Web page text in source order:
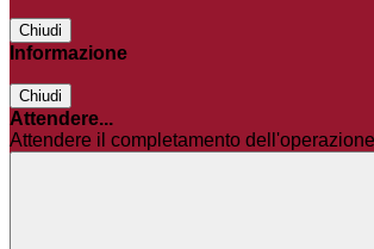
Chiudi
Informazione
Chiudi
Attendere...
Attendere il completamento